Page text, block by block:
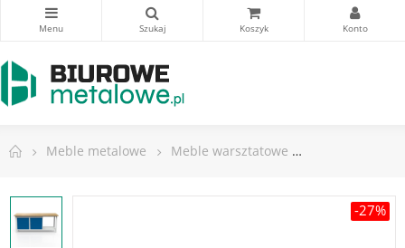
Meble metalowe Meble warsztatowe
-27%